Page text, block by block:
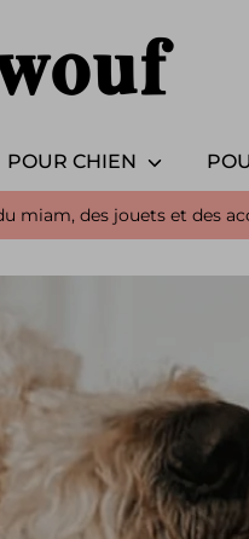
POUR CHIEN
miam, des jouets et des